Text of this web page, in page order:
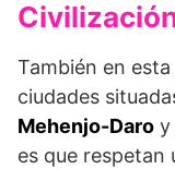
También en
ciudades
Mehenjo-Daro y
es que respetan